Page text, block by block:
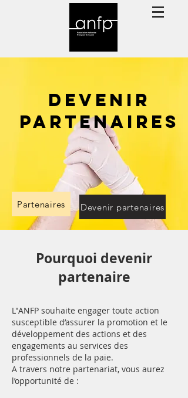
DEVENIR
pARTENAIRES
Partenaires Devenir partenaires
Pourquoi devenir
partenaire
L"ANFP souhaite engager toute action
susceptible d’assurer la promotion et le
développement des actions et des
engagements au services des
professionnels de la paie.
A travers notre partenariat, vous aurez
l’opportunité de :